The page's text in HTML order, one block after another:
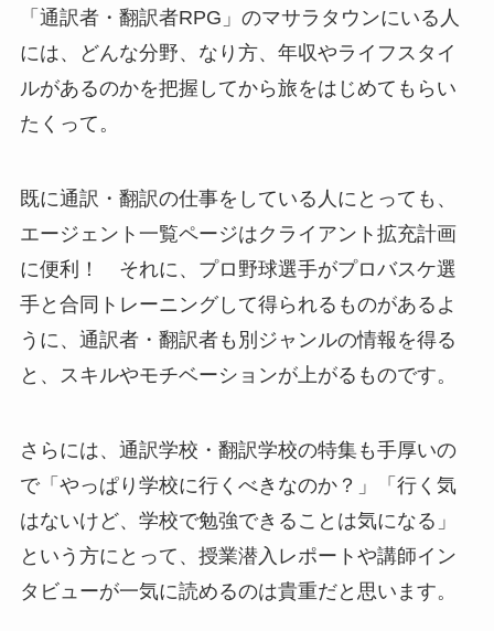
「通訳者・翻訳者RPG」のマサラタウンにいる人
には、どんな分野、なり方、年収やライフスタイ
ルがあるのかを把握してから旅をはじめてもらい
たくって。
既に通訳・翻訳の仕事をしている人にとっても、
エージェント一覧ページはクライアント拡充計画
に便利！ それに、プロ野球選手がプロバスケ選
手と合同トレーニングして得られるものがあるよ
うに、通訳者・翻訳者も別ジャンルの情報を得る
と、スキルやモチベーションが上がるものです。
さらには、通訳学校・翻訳学校の特集も手厚いの
で「やっぱり学校に行くべきなのか？」「行く気
はないけど、学校で勉強できることは気になる」
という方にとって、授業潜入レポートや講師イン
タビューが一気に読めるのは貴重だと思います。